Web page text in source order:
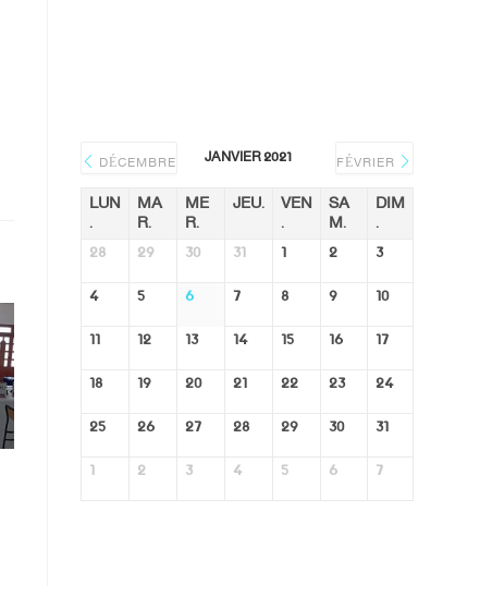
DÉCEMBRE JANVIER 2021 FÉVRIER
LUN
. MA
R. ME
R. JEU. VEN
. SA
M. DIM
.
28 29 30 31 1 2
3
4
5 6 7 8 9
10
11
12 13 14 15 16
17
18
19 20 21 22 23
24
25
26 27 28 29 30
31
1
2 3 4 5 6 7